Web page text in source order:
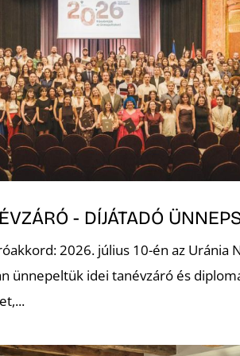
- DÍJÁTADÓ
2026. július 10-én az Uránia
ünnepeltük idei tanévzáró és